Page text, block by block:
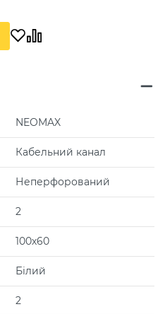
NEOMAX
Кабельний канал
Неперфорований
2
100х60
Білий
2